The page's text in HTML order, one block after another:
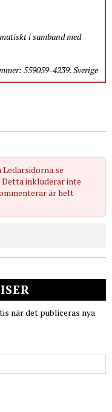
i samband med
559059-4239. Sverige
inkluderar inte
är helt
när det publiceras nya